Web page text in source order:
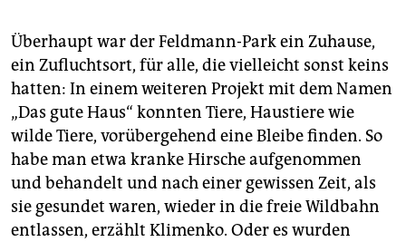
Überhaupt war der Feldmann-Park ein Zuhause,
ein Zufluchtsort, für alle, die vielleicht sonst keins
hatten: In einem weiteren Projekt mit dem Namen
„Das gute Haus“ konnten Tiere, Haustiere wie
wilde Tiere, vorübergehend eine Bleibe finden. So
habe man etwa kranke Hirsche aufgenommen
und behandelt und nach einer gewissen Zeit, als
sie gesundet waren, wieder in die freie Wildbahn
entlassen, erzählt Klimenko. Oder es wurden